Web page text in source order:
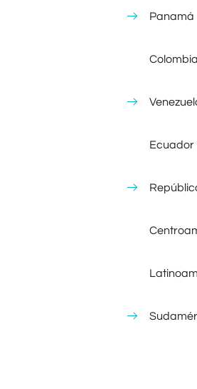
Panamá
Colombia
Ecuador